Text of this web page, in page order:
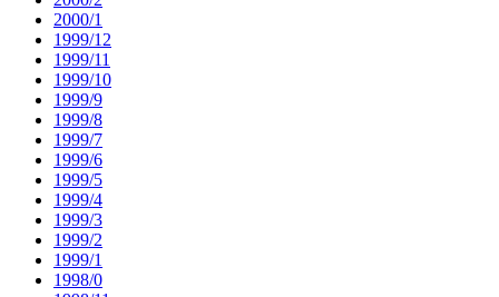
2000/1
1999/12
1999/11
1999/10
1999/9
1999/8
1999/7
1999/6
1999/5
1999/4
1999/3
1999/2
1999/1
1998/0